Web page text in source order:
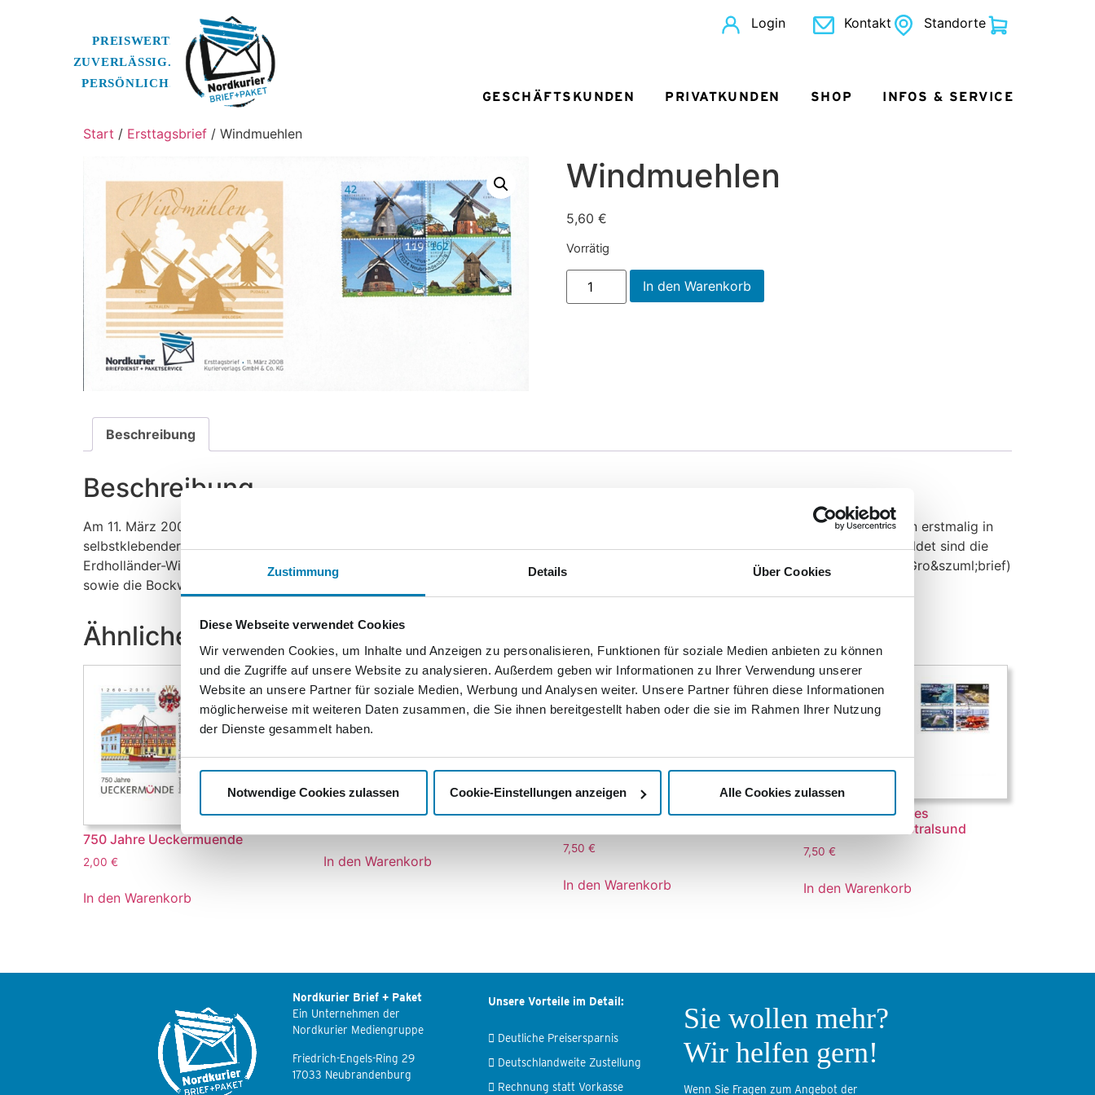
Zustimmung Details Über Cookies
Diese Webseite verwendet Cookies
Wir verwenden Cookies, um Inhalte und Anzeigen zu personalisieren, Funktionen für soziale Medien anbieten zu können
und die Zugriffe auf unsere Website zu analysieren. Außerdem geben wir Informationen zu Ihrer Verwendung unserer
Website an unsere Partner für soziale Medien, Werbung und Analysen weiter. Unsere Partner führen diese Informationen
möglicherweise mit weiteren Daten zusammen, die Sie ihnen bereitgestellt haben oder die sie im Rahmen Ihrer Nutzung
der Dienste gesammelt haben.
Notwendige Cookies zulassen Cookie-Einstellungen anzeigen Alle Cookies zulassen
Login Kontakt Standorte
GESCHÄFTSKUNDEN PRIVATKUNDEN SHOP INFOS & SERVICE
Start / Ersttagsbrief / Windmuehlen
Windmuehlen
5,60 €
Vorrätig
In den Warenkorb
Beschreibung
Beschreibung
Am 11. März 2008 gab der Nordkurier Briefdienst + Paketservice eine neue Briefmarkenedition heraus. Die komplette Ausgabe erschien erstmalig in
selbstklebender Form. Geziert werden die selbstklebenden Marken durch Motive verschiedener Windmühlen in unserer Region. Abgebildet sind die
Erdholländer-Windmühle in Benz (Standardbrief), die Holländerwindmühle in Altkalen (Kompaktbrief), die Museumsmühle in Woldegk (Gro&szuml;brief)
sowie die Bockwindmühle in Pudagla (Maxibrief).
Ähnliche Produkte
750 Jahre Ueckermuende
2,00 €
In den Warenkorb
Tiere unserer Heimat
In den Warenkorb
50 Jahre Tierpark
7,50€
In den Warenkorb
60 Jahre Deutsches
Meeresmuseum Stralsund
7,50€
In den Warenkorb
Nordkurier Brief + Paket
Ein Unternehmen der
Nordkurier Mediengruppe
Friedrich-Engels-Ring 29
17033 Neubrandenburg
Unsere Vorteile im Detail:
Deutliche Preisersparnis
Deutschlandweite Zustellung
Rechnung statt Vorkasse
Sie wollen mehr?
Wir helfen gern!
Wenn Sie Fragen zum Angebot der